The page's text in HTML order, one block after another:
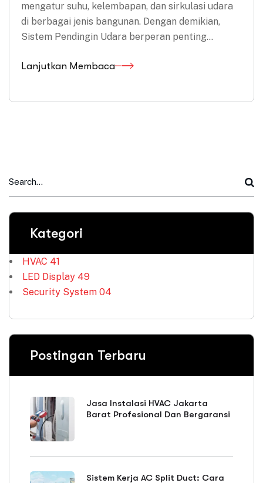
mengatur suhu, kelembapan, dan sirkulasi udara
di berbagai jenis bangunan. Dengan demikian,
Sistem Pendingin Udara berperan penting…
Lanjutkan Membaca
Kategori
HVAC 41
LED Display 49
Security System 04
Postingan Terbaru
Jasa Instalasi HVAC Jakarta
Barat Profesional Dan Bergaransi
Sistem Kerja AC Split Duct: Cara